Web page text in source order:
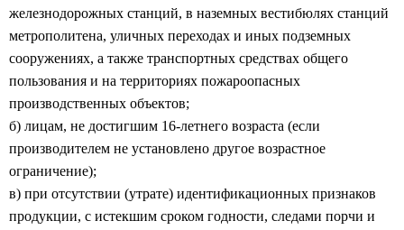
железнодорожных станций, в наземных вестибюлях станций
метрополитена, уличных переходах и иных подземных
сооружениях, а также транспортных средствах общего
пользования и на территориях пожароопасных
производственных объектов;
б) лицам, не достигшим 16-летнего возраста (если
производителем не установлено другое возрастное
ограничение);
в) при отсутствии (утрате) идентификационных признаков
продукции, с истекшим сроком годности, следами порчи и